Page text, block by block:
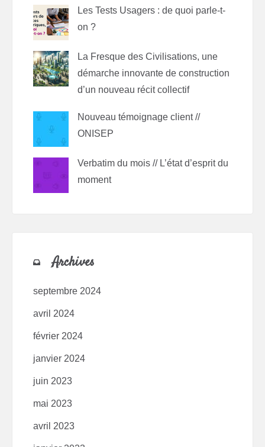
Les Tests Usagers : de quoi parle-t-
on ?
La Fresque des Civilisations, une
démarche innovante de construction
d’un nouveau récit collectif
Nouveau témoignage client //
ONISEP
Verbatim du mois // L’état d’esprit du
moment
Archives
septembre 2024
avril 2024
février 2024
janvier 2024
juin 2023
mai 2023
avril 2023